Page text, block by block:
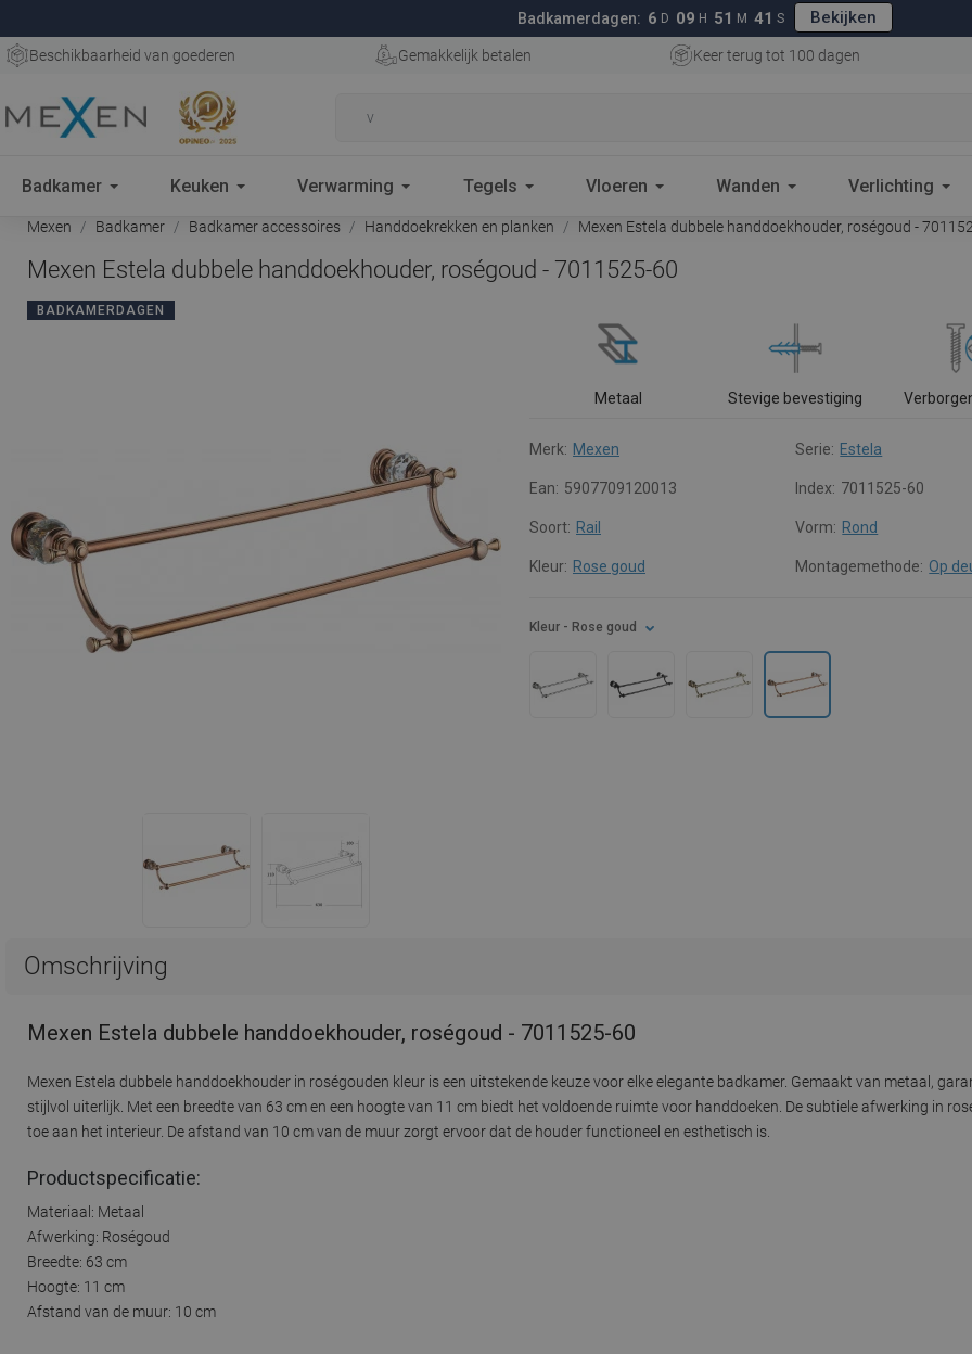
Badkamerdagen: 6 D 09 H 51 M 41 S Bekijken
Beschikbaarheid van goederen Gemakkelijk betalen Keer terug tot 100 dagen
Badkamer Keuken Verwarming Tegels Vloeren Wanden Verlichting
Mexen Badkamer Badkamer accessoires Handdoekrekken en planken Mexen Estela dubbele handdoekhouder, roségoud -
Mexen Estela dubbele handdoekhouder, roségoud - 7011525-60
BADKAMERDAGEN
Metaal Stevige bevestiging
Merk: Mexen Serie: Estela
Ean: 5907709120013 Index: 7011525-60
Soort: Rail Vorm: Rond
Kleur: Rose goud Montagemethode: Op
Kleur - Rose goud
Omschrijving
Mexen Estela dubbele handdoekhouder, roségoud - 7011525-60
Mexen Estela dubbele handdoekhouder in roségouden kleur is een uitstekende keuze voor elke elegante badkamer. Gemaakt van metaal,
stijlvol uiterlijk. Met een breedte van 63 cm en een hoogte van 11 cm biedt het voldoende ruimte voor handdoeken. De subtiele afwerking in
toe aan het interieur. De afstand van 10 cm van de muur zorgt ervoor dat de houder functioneel en esthetisch is.
Productspecificatie:
Materiaal: Metaal
Afwerking: Roségoud
Breedte: 63 cm
Hoogte: 11 cm
Afstand van de muur: 10 cm